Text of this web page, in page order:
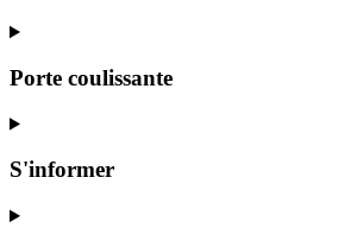
Porte coulissante
S'informer